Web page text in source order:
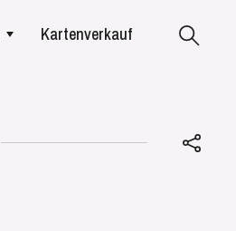
Kartenverkauf